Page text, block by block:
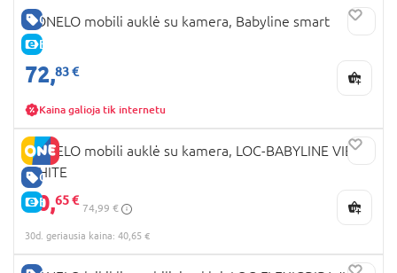
GERA KAINA
E-KAINA
LIONELO mobili auklė su kamera, Babyline smart
72,83 €
Kaina galioja tik internetu
GERA KAINA
E-KAINA
LIONELO mobili auklė su kamera, LOC-BABYLINE VIEW
WHITE
40,65 €
74,99 €
30d. geriausia kaina: 40,65 €